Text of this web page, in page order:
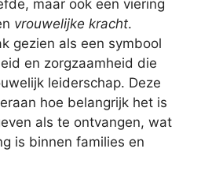
maar ook een viering
vrouwelijke kracht.
gezien als een symbool
en zorgzaamheid die
leiderschap. Deze
hoe belangrijk het is
als te ontvangen, wat
is binnen families en